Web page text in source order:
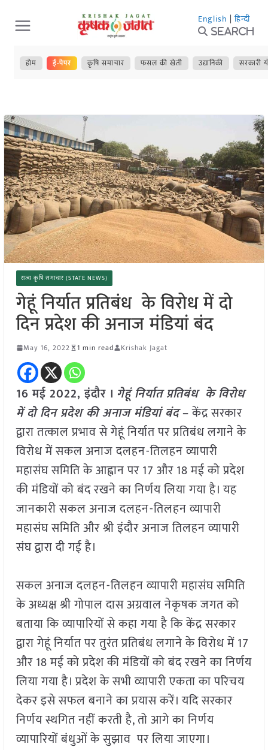
Skip
to
content
English | हिन्दी
Search
होम ई-पेपर कृषि समाचार फसल की खेती उद्यानिकी सरकारी
राज्य कृषि समाचार (STATE NEWS)
गेहूं निर्यात प्रतिबंध के विरोध में दो
दिन प्रदेश की अनाज मंडियां बंद
May 16, 2022 1 min read Krishak Jagat
16 मई 2022, इंदौर । गेहूं निर्यात प्रतिबंध के विरोध
में दो दिन प्रदेश की अनाज मंडियां बंद–केंद्र सरकार
द्वारा तत्काल प्रभाव से गेहूं निर्यात पर प्रतिबंध लगाने के
विरोध में सकल अनाज दलहन-तिलहन व्यापारी
महासंघ समिति के आह्वान पर 17 और 18 मई को प्रदेश
की मंडियों को बंद रखने का निर्णय लिया गया है। यह
जानकारी सकल अनाज दलहन-तिलहन व्यापारी
महासंघ समिति और श्री इंदौर अनाज तिलहन व्यापारी
संघ द्वारा दी गई है।
सकल अनाज दलहन-तिलहन व्यापारी महासंघ समिति
के अध्यक्ष श्री गोपाल दास अग्रवाल नेकृषक जगत को
बताया कि व्यापारियों से कहा गया है किकेंद्र सरकार
द्वारा गेहूं निर्यात पर तुरंत प्रतिबंध लगाने के विरोध में 17
और 18 मई को प्रदेश की मंडियों को बंद रखने का निर्णय
लिया गया है। प्रदेश के सभी व्यापारी एकता का परिचय
देकर इसे सफल बनाने का प्रयास करें। यदि सरकार
निर्णय स्थगित नहीं करती है, तो आगे का निर्णय
व्यापारियों बंधुओं के सुझाव पर लिया जाएगा।